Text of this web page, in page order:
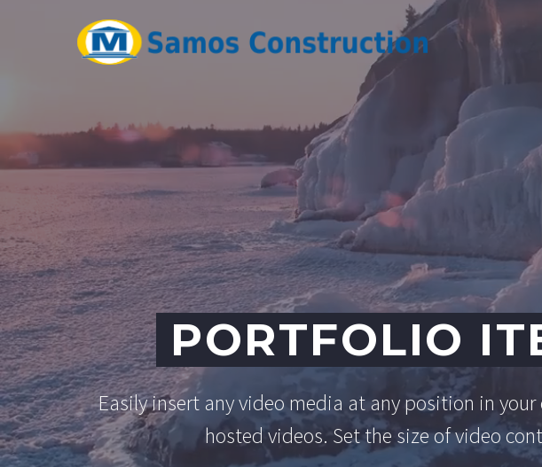
PORTFOLIO
Easily insert any video media at any position in
hosted videos. Set the size of video